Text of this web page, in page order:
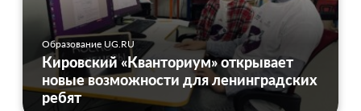
Образование UG.RU
Кировский «Кванториум» открывает
новые возможности для ленинградских
ребят